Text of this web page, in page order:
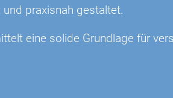
praxisnah gestaltet.
eine solide Grundlage für